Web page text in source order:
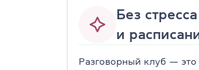
Без стресса
и
Разговорный клуб —